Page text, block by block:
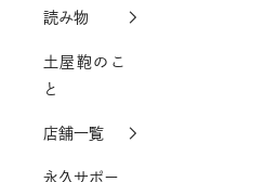
読み物
土屋鞄のこ
と
店舗一覧
永久サポー